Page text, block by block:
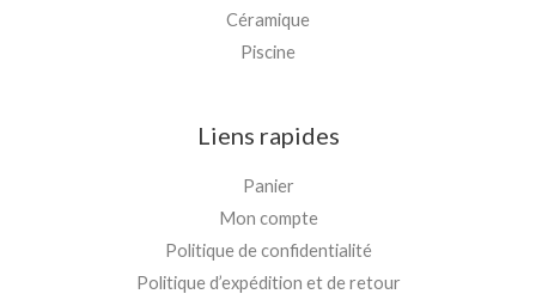
Céramique
Piscine
Liens rapides
Panier
Mon compte
Politique de confidentialité
Politique d’expédition et de retour